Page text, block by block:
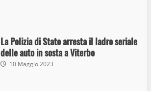
La Polizia di Stato arresta il ladro seriale
delle auto in sosta a Viterbo
10 Maggio 2023